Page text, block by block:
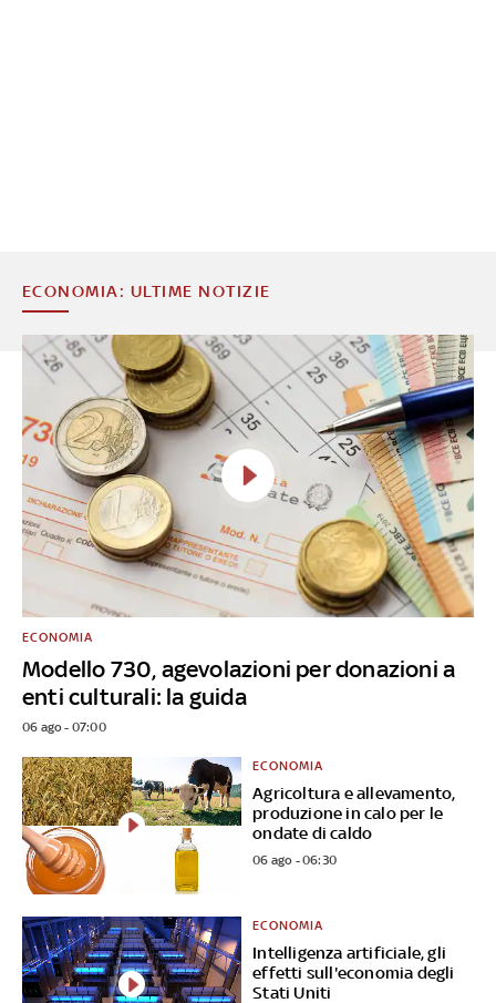
ECONOMIA: ULTIME NOTIZIE
Modello 730, agevolazioni per donazioni a
enti culturali: la guida
ECONOMIA
06 ago - 07:00
Agricoltura e allevamento,
produzione in calo per le
ondate di caldo
ECONOMIA
06 ago - 06:30
Intelligenza artificiale, gli
effetti sull'economia degli
Stati Uniti
ECONOMIA